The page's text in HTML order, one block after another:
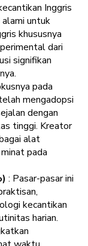
Inggris
alami untuk
khususnya
dari
signifikan
pada
mengadopsi
dengan
tinggi. Kreator
alat
pada
: Pasar-pasar ini
kecantikan
harian.